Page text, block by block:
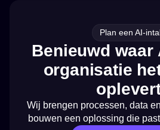
Plan een AI-
Benieuwd waar
organisatie
Wij brengen processen, data
bouwen een oplossing die